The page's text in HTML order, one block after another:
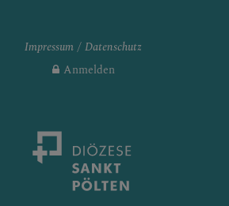
Impressum
Datenschutz
Anmelden